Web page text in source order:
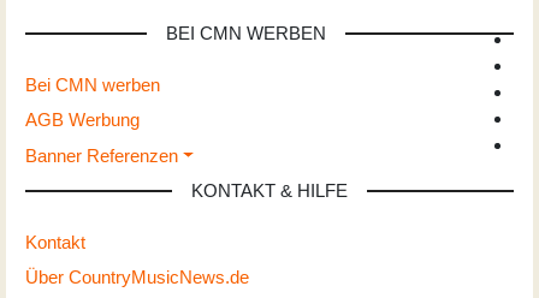
BEI CMN WERBEN
Bei CMN werben
AGB Werbung
Banner Referenzen
KONTAKT & HILFE
Kontakt
Über CountryMusicNews.de